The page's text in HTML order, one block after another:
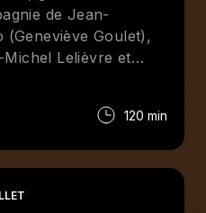
de Jean-
(Geneviève Goulet),
Lelièvre et
compagnie de Rick
avec le lutteur 120 min